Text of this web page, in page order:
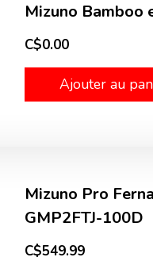
Mizuno Bamboo
C$0.00
Ajouter au
Mizuno Pro
GMP2FTJ-100D
C$549.99